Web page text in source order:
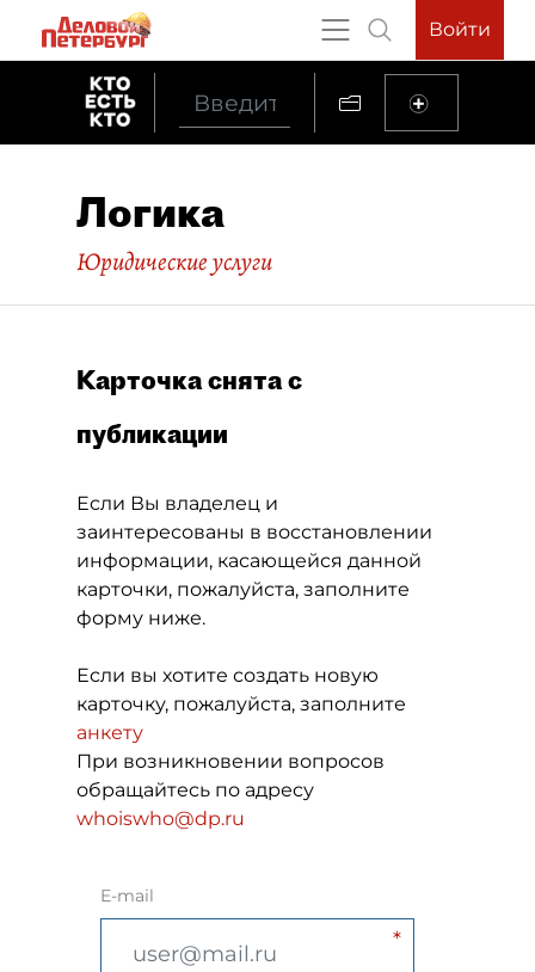
Войти
Логика
Юридические услуги
Карточка снята с
публикации
Если Вы владелец и
заинтересованы в восстановлении
информации, касающейся данной
карточки, пожалуйста, заполните
форму ниже.
Если вы хотите создать новую
карточку, пожалуйста, заполните
анкету
При возникновении вопросов
обращайтесь по адресу
whoiswho@dp.ru
E-mail